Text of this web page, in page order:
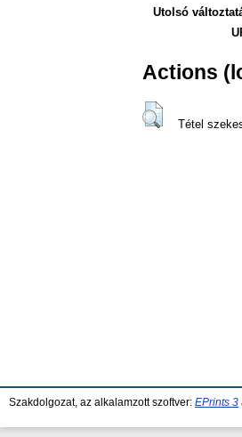
Utolsó
Actions
Tétel
Szakdolgozat, az alkalamzott szoftver: EPrints 3